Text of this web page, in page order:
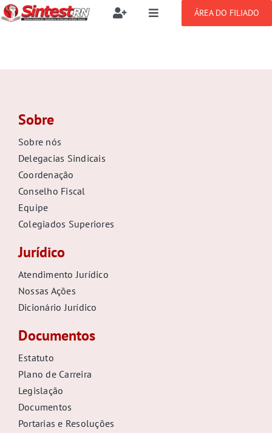
Ir
para
Toggle
Benefícios
Setor jurídico
Toggle
PUBLICAÇÕES
CONGRESSOS
GREVE
DOCUMENTOS
GALERIA
ÁREA DO FILIADO
Sobre
Sobre nós
Delegacias Sindicais
Coordenação
Conselho Fiscal
Equipe
Colegiados Superiores
Jurídico
Atendimento Jurídico
Nossas Ações
Dicionário Jurídico
Documentos
Estatuto
Plano de Carreira
Legislação
Documentos
Portarias e Resoluções